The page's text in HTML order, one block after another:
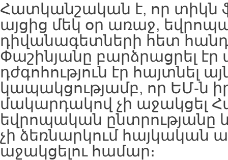
Հատկանշական է, որ տիկն
այցից մեկ օր առաջ,
դիվանագետների հետ
Փաշինյանը բարձրացրել էր
դժգոհություն էր հայտնել
կապակցությամբ, որ ԵՄ-ն
մակարդակով չի աջակցել
եվրոպական ընտրությանը
չի ձեռնարկում
աջակցելու համար։